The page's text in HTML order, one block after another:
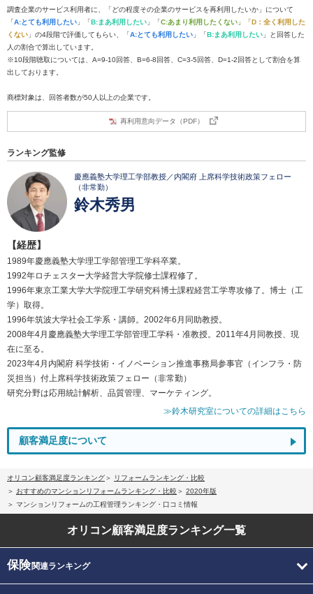
調査企業のサービス利用者に、「どの程度その企業のサービスを再利用したいか」について
「A:とても利用したい 」「B:まあ利用したい 」「C:あまり利用したくない 」「D：全く利用した
くない 」の4段階で評価してもらい、「A:とても利用したい 」「B:まあ利用したい 」と回答した
人の割合で算出しています。
※10段階聴取については、A=9-10回答、B=6-8回答、C=3-5回答、D=1-2回答として割合を算
出しております。
商標対象は、回答者数が50人以上の企業です。
再利用意向データ（PDF）
ランキング監修
慶應義塾大学理工学部教授／内閣府 上席科学技術政策フェロー
（非常勤）
鈴木秀男
【経歴】
1989年慶應義塾大学理工学部管理工学科卒業。
1992年ロチェスター大学経営大学院修士課程修了。
1996年東京工業大学大学院理工学研究科博士課程経営工学専攻修了。博士（工
学）取得。
1996年筑波大学社会工学系・講師。2002年6月同助教授。
2008年4月慶應義塾大学理工学部管理工学科・准教授。2011年4月同教授、現
在に至る。
2023年4月内閣府 科学技術・イノベーション推進事務局参事官（インフラ・防
災担当）付上席科学技術政策フェロー（非常勤）
研究分野は応用統計解析、品質管理、マーケティング。
≫鈴木研究室についての詳細はこちら
顧客満足度について
オリコン顧客満足度ランキング
リフォームランキング・比較
おすすめのマンションリフォームランキング・比較
2020年版
マンションリフォームの工程管理ランキング・口コミ情報
オリコン顧客満足度ランキング一覧
保険関連ランキング